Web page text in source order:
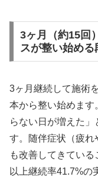
3ヶ月（約15回
スが整い始める
3ヶ月継続して施術
本から整い始めます
らない日が増えた」
す。随伴症状（疲れ
も改善してきてい
以上継続率41.7%の